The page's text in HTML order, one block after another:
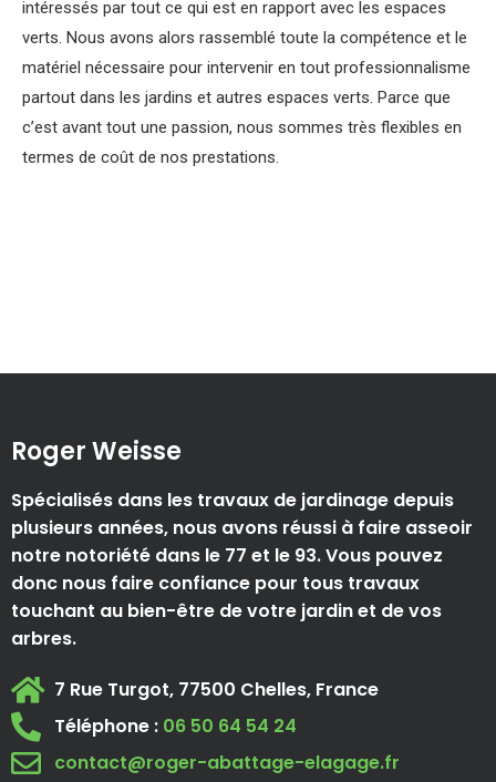
intéressés par tout ce qui est en rapport avec les espaces
verts. Nous avons alors rassemblé toute la compétence et le
matériel nécessaire pour intervenir en tout professionnalisme
partout dans les jardins et autres espaces verts. Parce que
c’est avant tout une passion, nous sommes très flexibles en
termes de coût de nos prestations.
Roger Weisse
Spécialisés dans les travaux de jardinage depuis
plusieurs années, nous avons réussi à faire asseoir
notre notoriété dans le 77 et le 93. Vous pouvez
donc nous faire confiance pour tous travaux
touchant au bien-être de votre jardin et de vos
arbres.
7 Rue Turgot, 77500 Chelles, France
Téléphone : 06 50 64 54 24
contact@roger-abattage-elagage.fr